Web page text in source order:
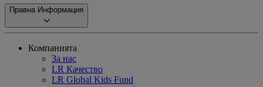
Правна Информация
Компанията
За нас
LR Качество
LR Global Kids Fund